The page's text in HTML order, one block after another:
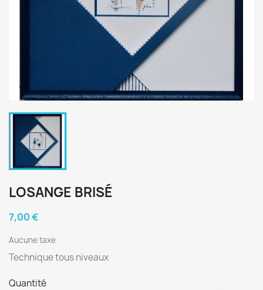
LOSANGE BRISÉ
7,00 €
Aucune taxe
Technique tous niveaux
Quantité